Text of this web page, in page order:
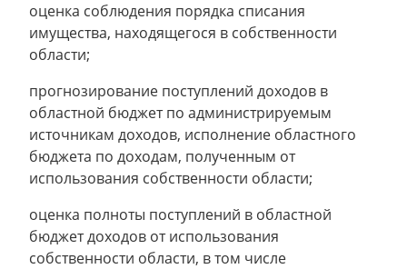
оценка соблюдения порядка списания
имущества, находящегося в собственности
области;
прогнозирование поступлений доходов в
областной бюджет по администрируемым
источникам доходов, исполнение областного
бюджета по доходам, полученным от
использования собственности области;
оценка полноты поступлений в областной
бюджет доходов от использования
собственности области, в том числе